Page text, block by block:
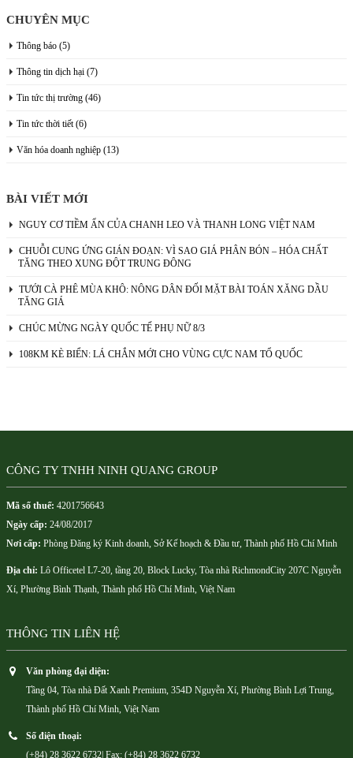
CHUYÊN MỤC
Thông báo (5)
Thông tin dịch hại (7)
Tin tức thị trường (46)
Tin tức thời tiết(6)
Văn hóa doanh nghiệp (13)
BÀI VIẾT MỚI
NGUY CƠ TIỀM ẨN CỦA CHANH LEO VÀ THANH LONG VIỆT NAM
CHUỖI CUNG ỨNG GIÁN ĐOẠN: VÌ SAO GIÁ PHÂN BÓN – HÓA CHẤT
TĂNG THEO XUNG ĐỘT TRUNG ĐÔNG
TƯỚI CÀ PHÊ MÙA KHÔ: NÔNG DÂN ĐỐI MẶT BÀI TOÁN XĂNG DẦU
TĂNG GIÁ
CHÚC MỪNG NGÀY QUỐC TẾ PHỤ NỮ 8/3
108KM KÈ BIỂN: LÁ CHẮN MỚI CHO VÙNG CỰC NAM TỔ QUỐC
CÔNG TY TNHH NINH QUANG GROUP
Mã số thuế: 4201756643
Ngày cấp: 24/08/2017
Nơi cấp: Phòng Đăng ký Kinh doanh, Sở Kế hoạch & Đầu tư, Thành phố Hồ Chí Minh
Địa chỉ: Lô Officetel L7-20, tầng 20, Block Lucky, Tòa nhà RichmondCity 207C Nguyễn
Xí, Phường Bình Thạnh, Thành phố Hồ Chí Minh, Việt Nam
THÔNG TIN LIÊN HỆ
Văn phòng đại diện:
Tầng 04, Tòa nhà Đất Xanh Premium, 354D Nguyễn Xí, Phường Bình Lợi Trung,
Thành phố Hồ Chí Minh, Việt Nam
Số điện thoại:
(+84) 28 3622 6732| Fax: (+84) 28 3622 6732